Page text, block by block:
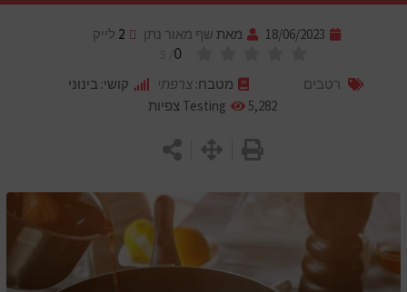
18/06/2023 מאת שף מאור נתן 2 לייק
0
רטבים מטבח:צרפתי
קושי: בינוני
Testing
5,282 צפיות